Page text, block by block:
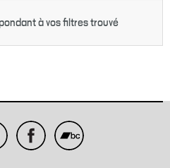
à vos filtres trouvé